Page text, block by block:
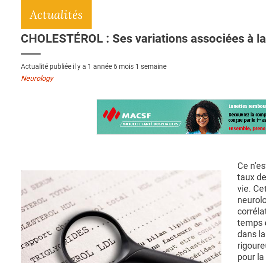
Actualités
CHOLESTÉROL : Ses variations associées à
Actualité publiée il y a 1 année 6 mois 1 semaine
Neurology
Ce
taux
vie.
temps
dans
pour